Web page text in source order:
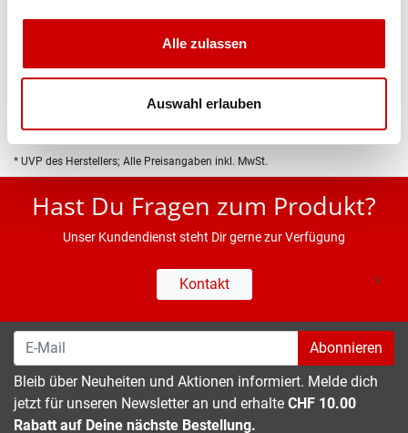
Alle zulassen
Auswahl erlauben
Produktbeschreibung
* UVP des Herstellers; Alle Preisangaben inkl. MwSt.
Hast Du Fragen zum Produkt?
Unser Kundendienst steht Dir gerne zur Verfügung
Kontakt
Abonnieren
Bleib über Neuheiten und Aktionen informiert. Melde dich
jetzt für unseren Newsletter an und erhalte CHF 10.00
Rabatt auf Deine nächste Bestellung.